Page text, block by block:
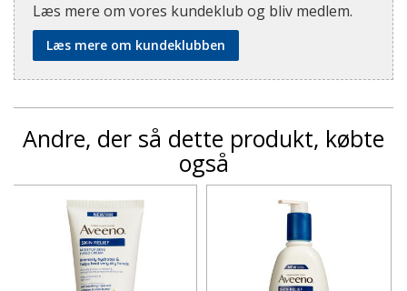
Læs mere om vores kundeklub og bliv medlem.
Læs mere om kundeklubben
Andre, der så dette produkt, købte
også